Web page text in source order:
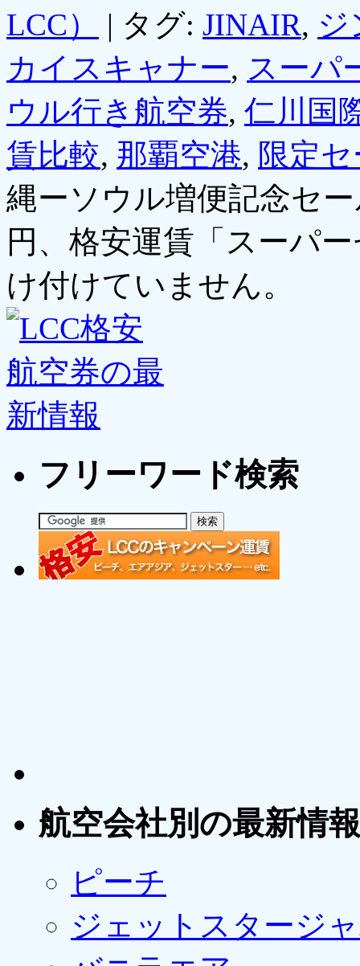
LCC）
| タグ: JINAIR, ジ
カイスキャナー, スーパ
ウル行き航空券, 仁川国
賃比較, 那覇空港, 限定
縄ーソウル増便記念セ
円、格安運賃「スーパ
け付けていません。
フリーワード検索
航空会社別の最新情報
ピーチ
ジェットスタージ